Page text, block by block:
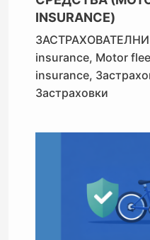
INSURANCE)
insurance, Motor
insurance,
Застраховки